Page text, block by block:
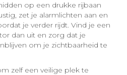
op een drukke rijbaan
zet je alarmlichten aan en
je verder rijdt. Vind je een
dan uit en zorg dat je
om je zichtbaarheid te
zelf een veilige plek te